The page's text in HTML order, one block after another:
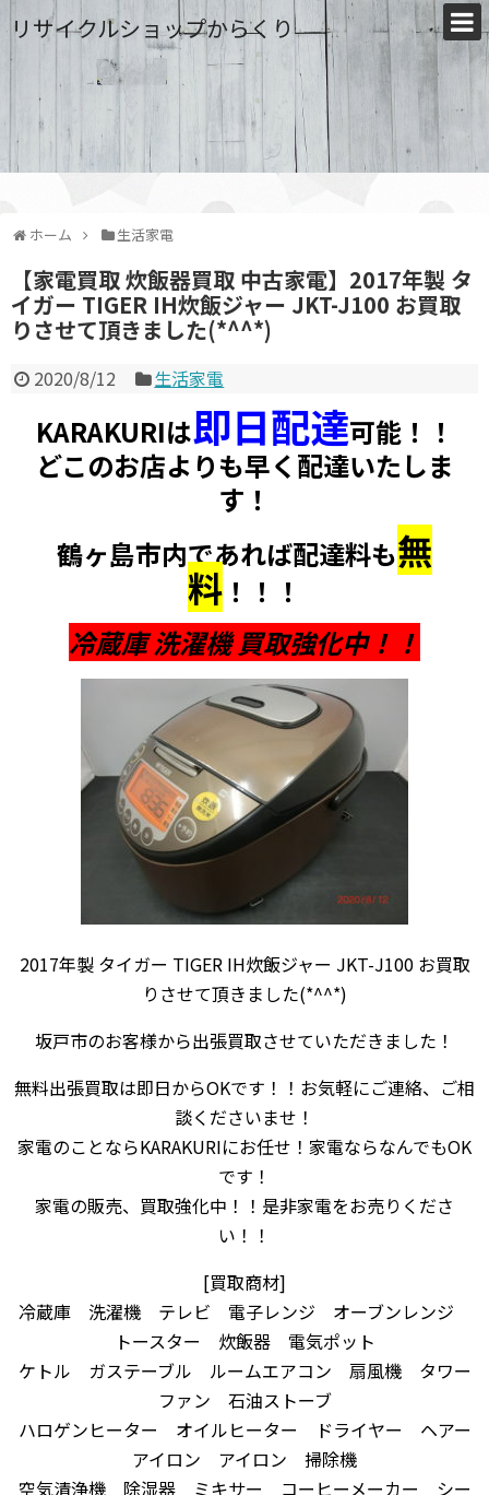
リサイクルショップからくり
ホーム 生活家電
【家電買取 炊飯器買取 中古家電】2017年製 タ
イガー TIGER IH炊飯ジャー JKT-J100 お買取
りさせて頂きました(*^^*)
2020/8/12 生活家電
KARAKURIは即日配達可能！！
どこのお店よりも早く配達いたしま
す！
鶴ヶ島市内であれば配達料も無
料 ！！！
冷蔵庫 洗濯機 買取強化中！！
2017年製 タイガー TIGER IH炊飯ジャー JKT-J100 お買取
りさせて頂きました(*^^*)
坂戸市のお客様から出張買取させていただきました！
無料出張買取は即日からOKです！！お気軽にご連絡、ご相
談くださいませ！
家電のことならKARAKURIにお任せ！家電ならなんでもOK
です！
家電の販売、買取強化中！！是非家電をお売りくださ
い！！
[買取商材]
冷蔵庫 洗濯機 テレビ 電子レンジ オーブンレンジ
トースター 炊飯器 電気ポット
ケトル ガステーブル ルームエアコン 扇風機 タワー
ファン 石油ストーブ
ハロゲンヒーター オイルヒーター ドライヤー ヘアー
アイロン アイロン 掃除機
空気清浄機 除湿器 ミキサー コーヒーメーカー シー